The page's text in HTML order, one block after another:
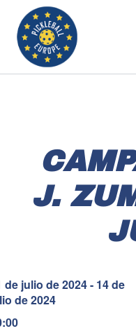
contenido
J.
de julio de 2024 - 14 de
de 2024